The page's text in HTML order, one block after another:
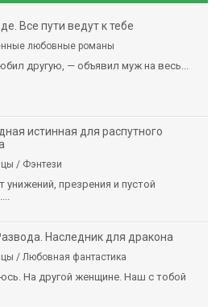
Все пути ведут к тебе
любовные романы
другую, — объявил муж на весь...
истинная для распутного
/ Фэнтези
унижений, презрения и пустой
Наследник для дракона
/ Любовная фантастика
На другой женщине. Наш с тобой